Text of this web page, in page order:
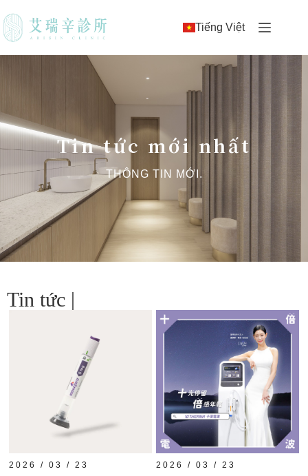
Tiếng Việt
Tin tức mới nhất
THÔNG TIN MỚI.
Tin tức |
2026 / 03 / 23 2026 / 03 / 23